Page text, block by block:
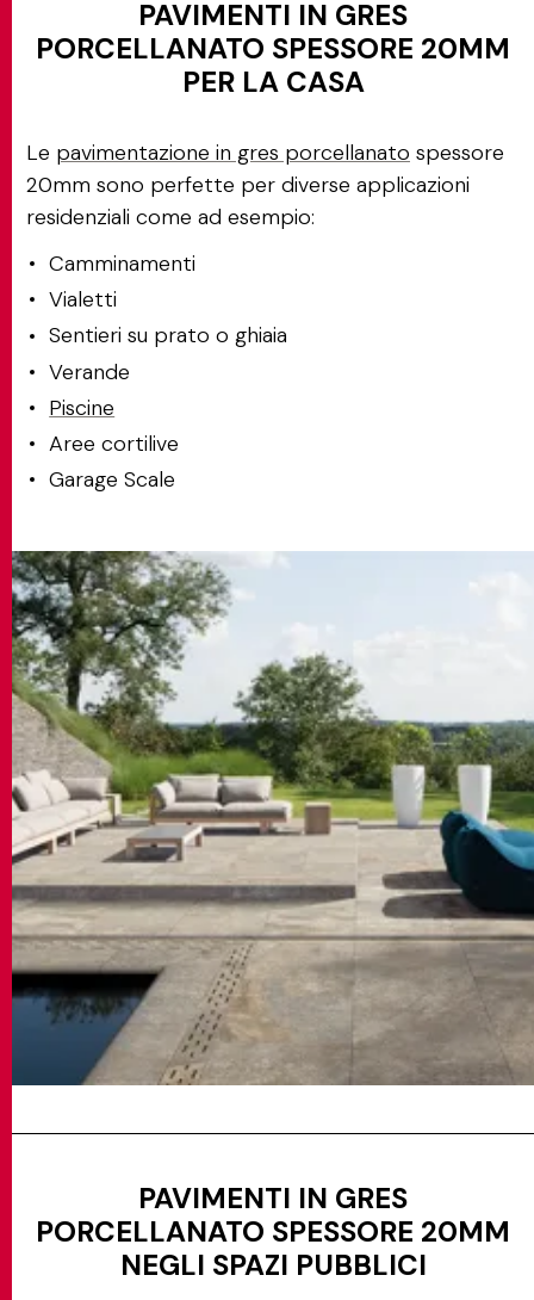
PAVIMENTI IN GRES
PORCELLANATO SPESSORE 20MM
PER LA CASA
Le pavimentazione in gres porcellanato spessore
20mm sono perfette per diverse applicazioni
residenziali come ad esempio:
Camminamenti
Vialetti
Sentieri su prato o ghiaia
Verande
Piscine
Aree cortilive
Garage Scale
PAVIMENTI IN GRES
PORCELLANATO SPESSORE 20MM
NEGLI SPAZI PUBBLICI